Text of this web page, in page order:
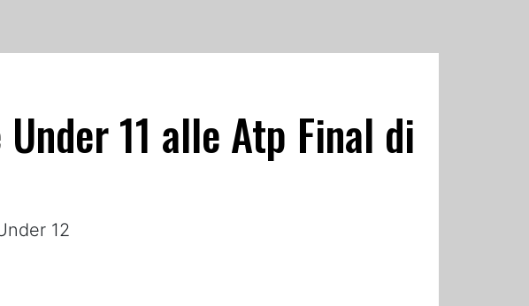
11 alle Atp Final di
12